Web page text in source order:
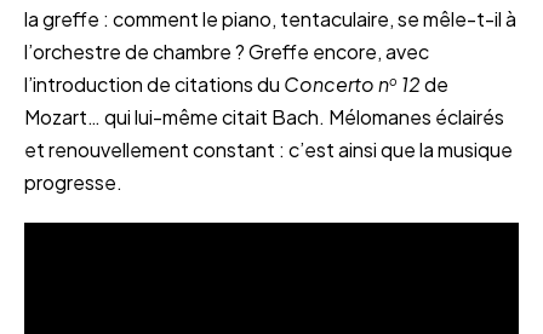
la greffe : comment le piano, tentaculaire, se mêle-t-il à
l’orchestre de chambre ? Greffe encore, avec
l’introduction de citations du Concerto no 12de
Mozart… qui lui-même citait Bach. Mélomanes éclairés
et renouvellement constant : c’est ainsi que la musique
progresse.